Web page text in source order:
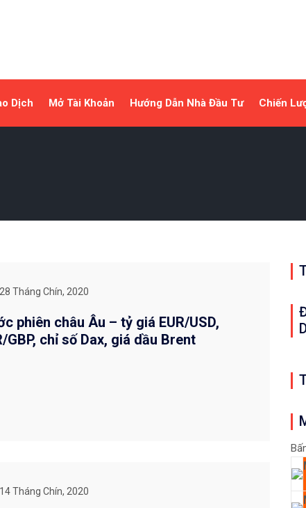
Dịch Mở Tài Khoản Hướng Dẫn Nhà Đầu Tư Chiến
28 Tháng Chín, 2020
phiên châu Âu – tỷ giá EUR/USD,
GBP, chỉ số Dax, giá dầu Brent
14 Tháng Chín, 2020